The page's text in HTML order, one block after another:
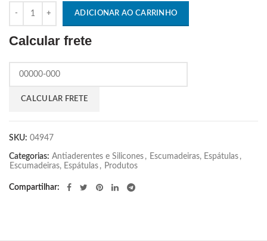
ADICIONAR AO CARRINHO
Calcular frete
SKU: 04947
Categorias: Antiaderentes e Silicones , Escumadeiras, Espátulas ,
Escumadeiras, Espátulas , Produtos
Compartilhar